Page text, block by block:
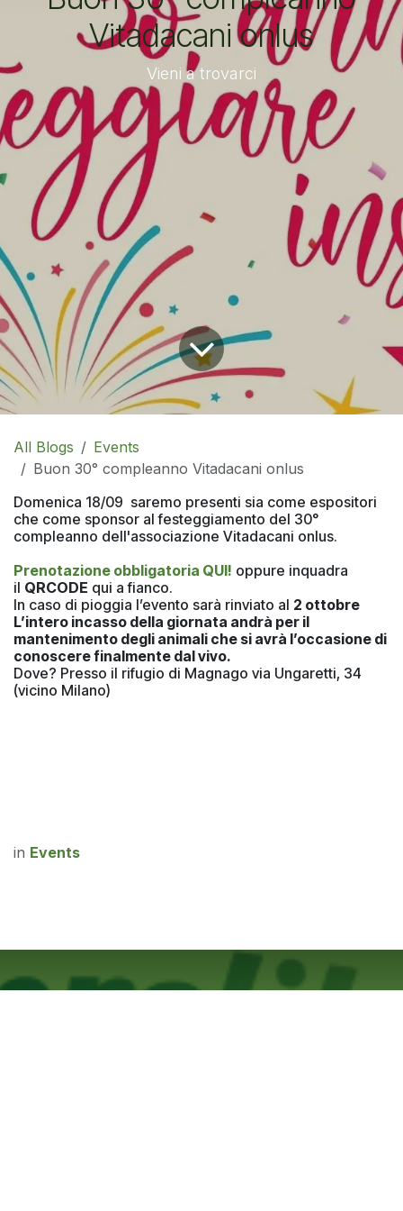
Vitadacani onlus
Vieni a trovarci
All Blogs
Events
Buon 30° compleanno Vitadacani onlus
Domenica 18/09 saremo presenti sia come espositori
che come sponsor al festeggiamento del 30°
compleanno dell'associazione Vitadacani onlus.
Prenotazione obbligatoria QUI! oppure inquadra
il QRCODE qui a fianco.
In caso di pioggia l’evento sarà rinviato al 2 ottobre
L’intero incasso della giornata andrà per il
mantenimento degli animali che si avrà l’occasione di
conoscere finalmente dal vivo.
Dove? Presso il rifugio di Magnago via Ungaretti, 34
(vicino Milano)
in Events